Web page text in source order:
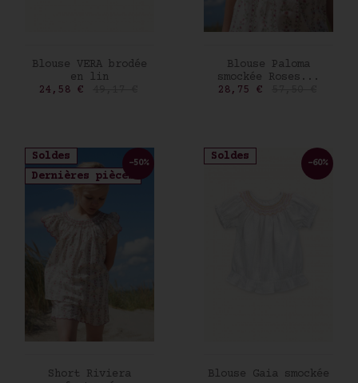
AJOUTER AU PANIER
Blouse VERA brodée
en lin
Prix
24,58 €
AJOUTER AU PANIER
Blouse Paloma
smockée Roses...
Prix
28,75 €
Soldes
Dernières pièces
AJOUTER AU PANIER
Short Riviera
-50%
Soldes
AJOUTER AU PANIER
Blouse Gaia smockée
-60%